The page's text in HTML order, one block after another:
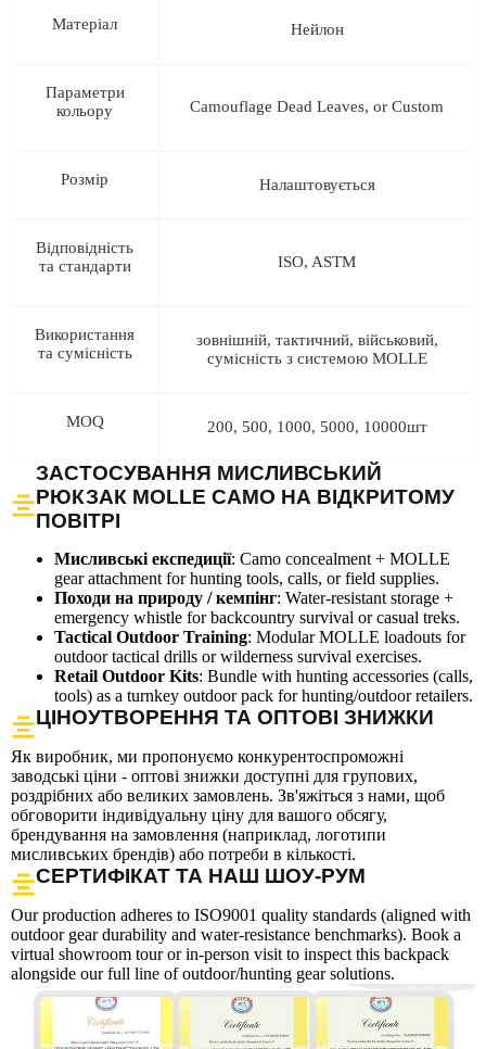
Матеріал Нейлон
Параметри
кольору
Camouflage Dead Leaves, or Custom
Розмір Налаштовується
Відповідність
та стандарти
ISO, ASTM
Використання
та сумісність
зовнішній, тактичний, військовий,
сумісність з системою MOLLE
MOQ 200, 500, 1000, 5000, 10000шт
ЗАСТОСУВАННЯ МИСЛИВСЬКИЙ
РЮКЗАК MOLLE CAMO НА ВІДКРИТОМУ
ПОВІТРІ
Мисливські експедиції: Camo concealment + MOLLE
gear attachment for hunting tools, calls, or field supplies.
Походи на природу / кемпінг: Water-resistant storage +
emergency whistle for backcountry survival or casual treks.
Tactical Outdoor Training: Modular MOLLE loadouts for
outdoor tactical drills or wilderness survival exercises.
Retail Outdoor Kits: Bundle with hunting accessories (calls,
tools) as a turnkey outdoor pack for hunting/outdoor retailers.
ЦІНОУТВОРЕННЯ ТА ОПТОВІ ЗНИЖКИ
Як виробник, ми пропонуємо конкурентоспроможні
заводські ціни - оптові знижки доступні для групових,
роздрібних або великих замовлень. Зв'яжіться з нами, щоб
обговорити індивідуальну ціну для вашого обсягу,
брендування на замовлення (наприклад, логотипи
мисливських брендів) або потреби в кількості.
СЕРТИФІКАТ ТА НАШ ШОУ-РУМ
Our production adheres to ISO9001 quality standards (aligned with
outdoor gear durability and water-resistance benchmarks). Book a
virtual showroom tour or in-person visit to inspect this backpack
alongside our full line of outdoor/hunting gear solutions.